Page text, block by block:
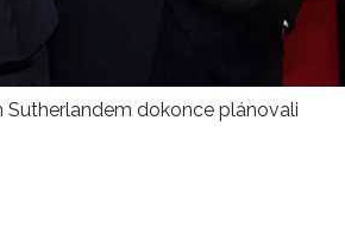
Sutherlandem dokonce plánovali